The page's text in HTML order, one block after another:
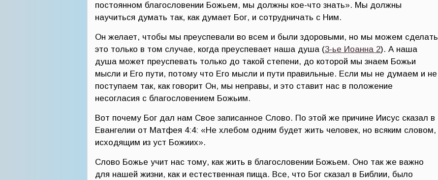
постоянном благословении Божьем, мы должны кое-что знать». Мы должны
научиться думать так, как думает Бог, и сотрудничать с Ним.
Он желает, чтобы мы преуспевали во всем и были здоровыми, но мы можем сделать
это только в том случае, когда преуспевает наша душа (3-ье Иоанна 2). А наша
душа может преуспевать только до такой степени, до которой мы знаем Божьи
мысли и Его пути, потому что Его мысли и пути правильные. Если мы не думаем и не
поступаем так, как говорит Он, мы неправы, и это ставит нас в положение
несогласия с благословением Божьим.
Вот почему Бог дал нам Свое записанное Слово. По этой же причине Иисус сказал в
Евангелии от Матфея 4:4: «Не хлебом одним будет жить человек, но всяким словом,
исходящим из уст Божиих».
Слово Божье учит нас тому, как жить в благословении Божьем. Оно так же важно
для нашей жизни, как и естественная пища. Все, что Бог сказал в Библии, было